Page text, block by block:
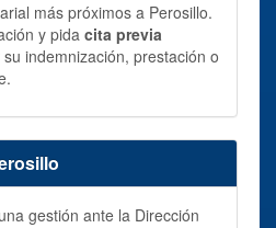
más próximos a Perosillo.
y pida cita previa
indemnización, prestación o
gestión ante la Dirección